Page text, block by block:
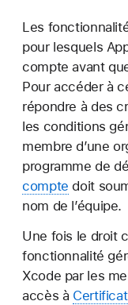
Les
pour lesquels
compte avant
Pour accéder à
répondre à des
les conditions
membre d’une
programme de
compte doit
nom de l’équipe.
Une fois le droit
fonctionnalité
Xcode par les
accès à